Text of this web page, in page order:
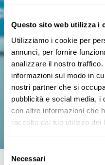
Questo sito web utilizza i
Utilizziamo i cookie per
annunci, per fornire
analizzare il nostro
informazioni sul modo in
nostri partner che si
pubblicità e social media, i
con altre informazioni che
raccolto dal tuo utilizzo dei
Selezione
delNecessari